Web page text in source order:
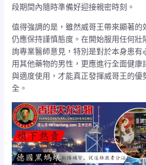
段期間內隨時準備好迎接親密時刻。
值得強調的是，雖然威哥王帶來顯著的
仍應保持謹慎態度。在開始服用任何壯
詢專業醫師意見，特別是對於本身患有
用其他藥物的男性，更應進行全面健康
與適度使用，才能真正發揮威哥王的優
全。